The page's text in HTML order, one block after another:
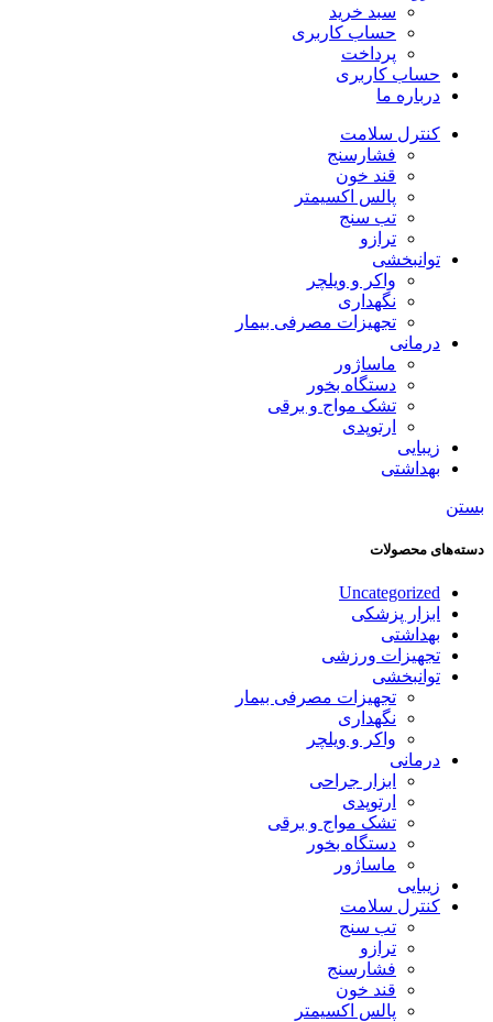
سبد خرید
حساب کاربری
پرداخت
حساب کاربری
درباره ما
کنترل سلامت
فشارسنج
قند خون
پالس اکسیمتر
تب سنج
ترازو
توانبخشی
واکر و ویلچر
نگهداری
تجهیزات مصرفی بیمار
درمانی
ماساژور
دستگاه بخور
تشک مواج و برقی
ارتوپدی
زیبایی
بهداشتی
بستن
دسته‌های محصولات
Uncategorized
ابزار پزشکی
بهداشتی
تجهیزات ورزشی
توانبخشی
تجهیزات مصرفی بیمار
نگهداری
واکر و ویلچر
درمانی
ابزار جراحی
ارتوپدی
تشک مواج و برقی
دستگاه بخور
ماساژور
زیبایی
کنترل سلامت
تب سنج
ترازو
فشارسنج
قند خون
پالس اکسیمتر